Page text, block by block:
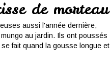
de morteau
aussi l'année dernière,
au jardin. Ils ont poussés
fait quand la gousse longue et